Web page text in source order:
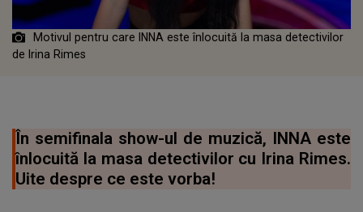
Motivul pentru care INNA este înlocuită la masa detectivilor
de Irina Rimes
În semifinala show-ul de muzică, INNA este
înlocuită la masa detectivilor cu Irina Rimes.
Uite despre ce este vorba!